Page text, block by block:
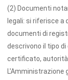
(2) Documenti
legali: si riferisce
documenti di
descrivono il tipo
certificato, autorità
L'Amministrazione